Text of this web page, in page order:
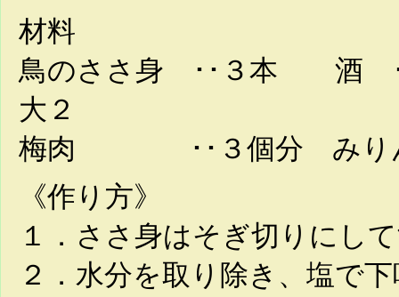
材料
鳥のささ身 ･･３本 酒
大２
梅肉 ･･３個分 みり
《作り方》
１．ささ身はそぎ切りにし
２．水分を取り除き、塩で